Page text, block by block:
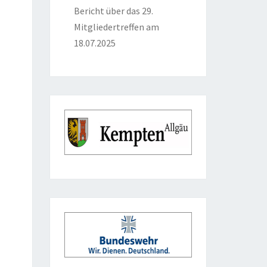
Bericht über das 29.
Mitgliedertreffen am
18.07.2025